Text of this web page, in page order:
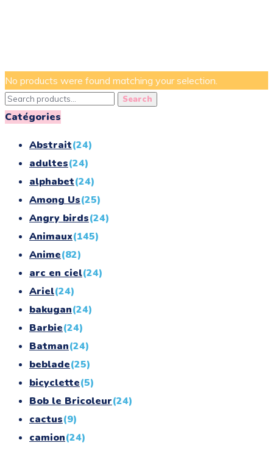
No products were found matching your selection.
Search
for:
Search
Catégories
Abstrait(24)
adultes(24)
alphabet(24)
Among Us(25)
Angry birds(24)
Animaux(145)
Anime(82)
arc en ciel(24)
Ariel(24)
bakugan(24)
Barbie(24)
Batman(24)
beblade(25)
bicyclette(5)
Bob le Bricoleur(24)
cactus(9)
camion(24)